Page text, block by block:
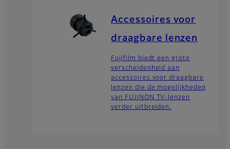
Accessoires voor
draagbare lenzen
Fujifilm biedt een grote
verscheidenheid aan
accessoires voor draagbare
lenzen die de mogelijkheden
van FUJINON TV-lenzen
verder uitbreiden.